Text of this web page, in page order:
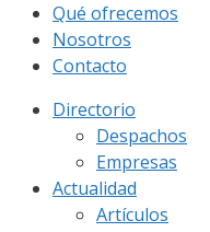
Qué ofrecemos
Nosotros
Contacto
Directorio
Despachos
Empresas
Actualidad
Artículos